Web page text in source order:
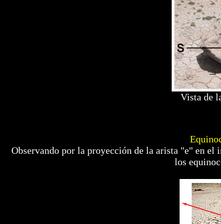
Vista de
Observando por la proyección de la arista "e" en
los